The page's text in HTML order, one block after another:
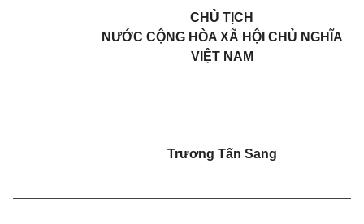
CHỦ TỊCH
NƯỚC CỘNG HÒA XÃ HỘI CHỦ NGHĨA
VIỆT NAM
Trương Tấn Sang